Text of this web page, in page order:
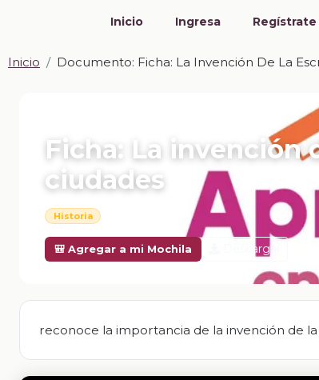
Inicio Ingresa Regístrate
Inicio Documento: Ficha: La Invención De La
Ficha: La invención
ciudades
Historia
🎒 Agregar a mi Mochila Descargar
reconoce la importancia de la invención de